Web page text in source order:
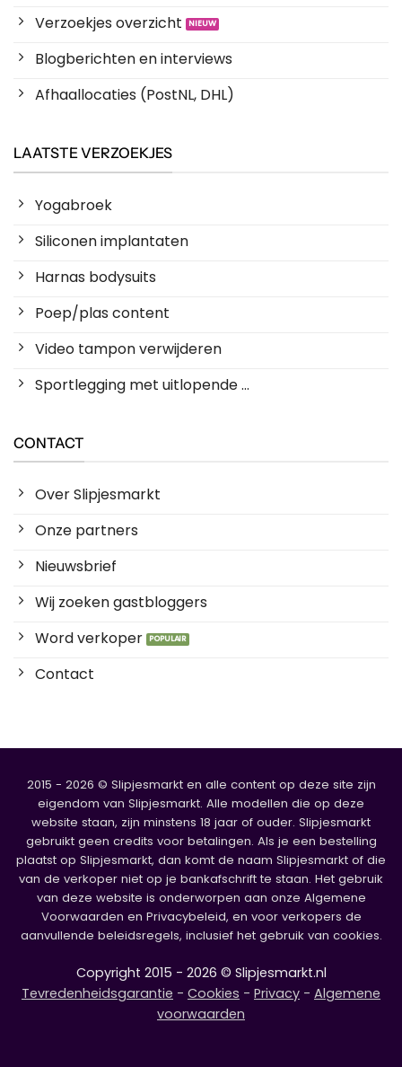
Verzoekjes overzicht
Blogberichten en interviews
Afhaallocaties (PostNL, DHL)
LAATSTE VERZOEKJES
Yogabroek
Siliconen implantaten
Harnas bodysuits
Poep/plas content
Video tampon verwijderen
Sportlegging met uitlopende ...
CONTACT
Over Slipjesmarkt
Onze partners
Nieuwsbrief
Wij zoeken gastbloggers
Word verkoper
Contact
2015 - 2026 © Slipjesmarkt en alle content op deze site zijn
eigendom van Slipjesmarkt. Alle modellen die op deze
website staan, zijn minstens 18 jaar of ouder. Slipjesmarkt
gebruikt geen credits voor betalingen. Als je een bestelling
plaatst op Slipjesmarkt, dan komt de naam Slipjesmarkt of die
van de verkoper niet op je bankafschrift te staan. Het gebruik
van deze website is onderworpen aan onze Algemene
Voorwaarden en Privacybeleid, en voor verkopers de
aanvullende beleidsregels, inclusief het gebruik van cookies.
Copyright 2015 - 2026 © Slipjesmarkt.nl
Tevredenheidsgarantie - Cookies - Privacy - Algemene
voorwaarden